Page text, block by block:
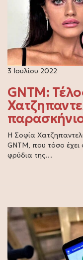
3 Ιουλίου 2022
GNTM:
Η Σοφία
GNTM, που τόσο έχει
φρύδια της…